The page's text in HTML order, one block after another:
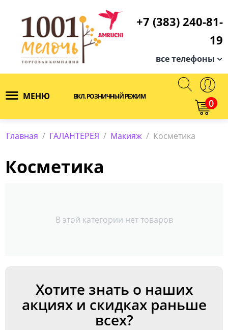
+7 (383) 240-81-
19
все телефоны
МЕНЮ ВКЛ. РОЗНИЧНЫЙ РЕЖИМ
0
Главная / ГАЛАНТЕРЕЯ / Макияж / Косметика
Косметика
В этой категории нет товаров
Хотите знать о наших
акциях и скидках раньше
всех?